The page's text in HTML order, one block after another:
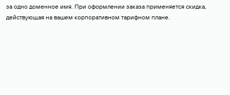
за одно доменное имя. При оформлении заказа применяется скидка,
действующая на вашем корпоративном тарифном плане.